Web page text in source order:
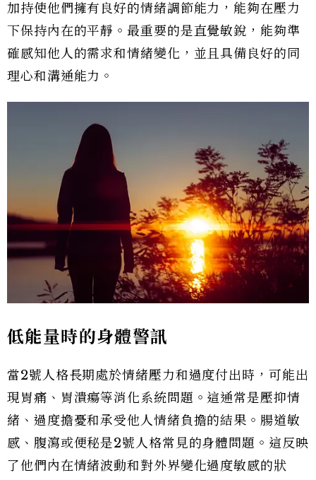
加持使他們擁有良好的情緒調節能力，能夠在壓力
下保持內在的平靜。最重要的是直覺敏銳，能夠準
確感知他人的需求和情緒變化，並且具備良好的同
理心和溝通能力。
低能量時的身體警訊
當2號人格長期處於情緒壓力和過度付出時，可能出
現胃痛、胃潰瘍等消化系統問題。這通常是壓抑情
緒、過度擔憂和承受他人情緒負擔的結果。腸道敏
感、腹瀉或便秘是2號人格常見的身體問題。這反映
了他們內在情緒波動和對外界變化過度敏感的狀